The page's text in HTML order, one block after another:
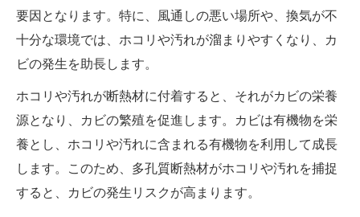
要因となります。特に、風通しの悪い場所や、換気が不
十分な環境では、ホコリや汚れが溜まりやすくなり、カ
ビの発生を助長します。
ホコリや汚れが断熱材に付着すると、それがカビの栄養
源となり、カビの繁殖を促進します。カビは有機物を栄
養とし、ホコリや汚れに含まれる有機物を利用して成長
します。このため、多孔質断熱材がホコリや汚れを捕捉
すると、カビの発生リスクが高まります。